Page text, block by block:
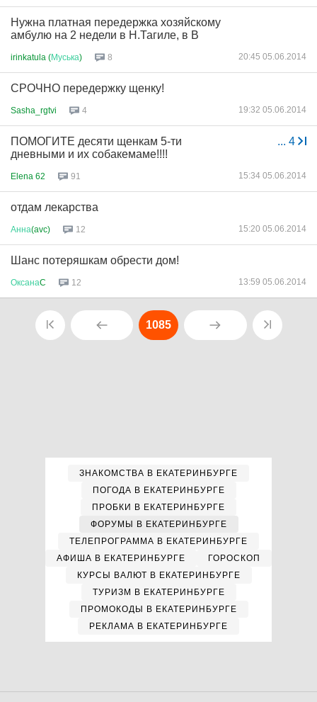
Нужна платная передержка хозяйскому
амбулю на 2 недели в Н.Тагиле, в В
irinkatula (Муська) 8 20:45 05.06.2014
СРОЧНО передержку щенку!
Sasha_rgtvi 4 19:32 05.06.2014
... 4
ПОМОГИТЕ десяти щенкам 5-ти
дневными и их собакемаме!!!!
Elena 62 91 15:34 05.06.2014
отдам лекарства
Анна(avc) 12 15:20 05.06.2014
Шанс потеряшкам обрести дом!
ОксанаC 12 13:59 05.06.2014
1085
ЗНАКОМСТВА В ЕКАТЕРИНБУРГЕ
ПОГОДА В ЕКАТЕРИНБУРГЕ
ПРОБКИ В ЕКАТЕРИНБУРГЕ
ФОРУМЫ В ЕКАТЕРИНБУРГЕ
ТЕЛЕПРОГРАММА В ЕКАТЕРИНБУРГЕ
АФИША В ЕКАТЕРИНБУРГЕ
ГОРОСКОП
КУРСЫ ВАЛЮТ В ЕКАТЕРИНБУРГЕ
ТУРИЗМ В ЕКАТЕРИНБУРГЕ
ПРОМОКОДЫ В ЕКАТЕРИНБУРГЕ
РЕКЛАМА В ЕКАТЕРИНБУРГЕ